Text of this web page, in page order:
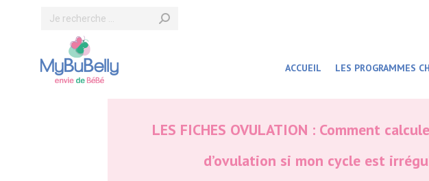
Recherche
ACCUEIL LES PROGRAMMES
LES FICHES OVULATION : Comment
d’ovulation si mon cycle est